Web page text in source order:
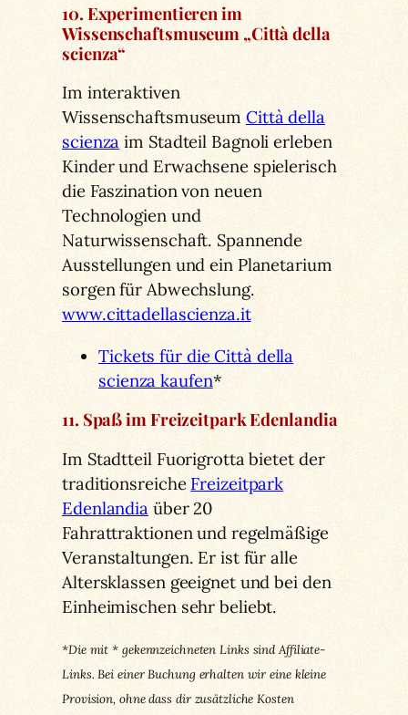
10. Experimentieren im
Wissenschaftsmuseum „Città della
scienza“
Im interaktiven
Wissenschaftsmuseum Città della
scienza im Stadteil Bagnoli erleben
Kinder und Erwachsene spielerisch
die Faszination von neuen
Technologien und
Naturwissenschaft. Spannende
Ausstellungen und ein Planetarium
sorgen für Abwechslung.
www.cittadellascienza.it
Tickets für die Città della
scienza kaufen*
11. Spaß im Freizeitpark Edenlandia
Im Stadtteil Fuorigrotta bietet der
traditionsreiche Freizeitpark
Edenlandia über 20
Fahrattraktionen und regelmäßige
Veranstaltungen. Er ist für alle
Altersklassen geeignet und bei den
Einheimischen sehr beliebt.
*Die mit * gekennzeichneten Links sind Affiliate-
Links. Bei einer Buchung erhalten wir eine kleine
Provision, ohne dass dir zusätzliche Kosten